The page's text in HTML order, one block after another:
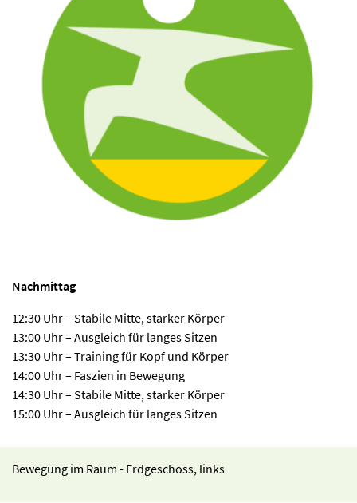
Nachmittag
12:30 Uhr – Stabile Mitte, starker Körper
13:00 Uhr – Ausgleich für langes Sitzen
13:30 Uhr – Training für Kopf und Körper
14:00 Uhr – Faszien in Bewegung
14:30 Uhr – Stabile Mitte, starker Körper
15:00 Uhr – Ausgleich für langes Sitzen
Bewegung im Raum - Erdgeschoss, links